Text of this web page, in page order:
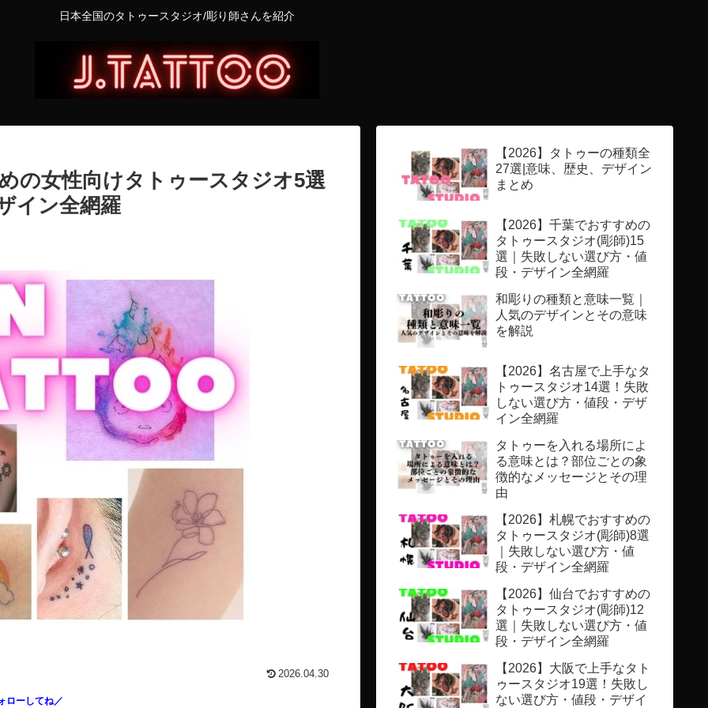
日本全国のタトゥースタジオ/彫り師さんを紹介
の女性向けタトゥースタジオ5選
イン全網羅
2026.04.30
ローしてね／
【2026】タトゥーの種類全
27選|意味、歴史、デザイン
まとめ
【2026】千葉でおすすめの
タトゥースタジオ(彫師)15
選｜失敗しない選び方・値
段・デザイン全網羅
和彫りの種類と意味一覧｜
人気のデザインとその意味
を解説
【2026】名古屋で上手なタ
トゥースタジオ14選！失敗
しない選び方・値段・デザ
イン全網羅
タトゥーを入れる場所によ
る意味とは？部位ごとの象
徴的なメッセージとその理
由
【2026】札幌でおすすめの
タトゥースタジオ(彫師)8選
｜失敗しない選び方・値
段・デザイン全網羅
【2026】仙台でおすすめの
タトゥースタジオ(彫師)12
選｜失敗しない選び方・値
段・デザイン全網羅
【2026】大阪で上手なタト
ゥースタジオ19選！失敗し
ない選び方・値段・デザイ